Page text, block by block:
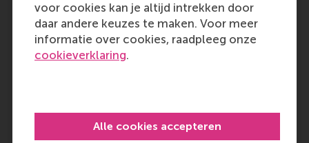
voor cookies kan je altijd intrekken door
daar andere keuzes te maken. Voor meer
informatie over cookies, raadpleeg onze
cookieverklaring.
Alle cookies accepteren
Guus van Rossum and Roel Westerhof of the
University of Twente have won the Leo
Petrus Innovation Trophy, the annual
innovation award of B-Basic with their idea of
Universiteit Twente Media Type:
Online